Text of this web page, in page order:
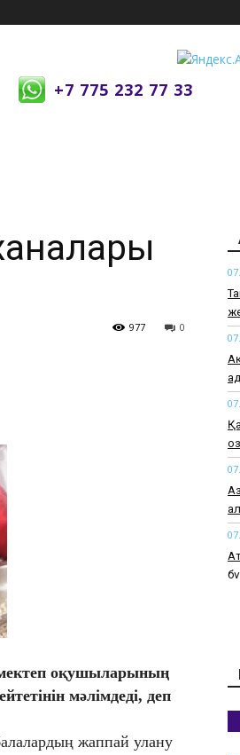
+7 775 232 77 33
0
977
мектеп оқушыларының
мәлімдеді, деп
жаппай улану